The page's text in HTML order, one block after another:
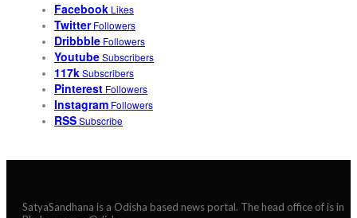
Facebook Likes
Twitter Followers
Dribbble Followers
YoutubeSubscribers
117kSubscribers
Pinterest Followers
Instagram Followers
RSSSubscribe
SatyaSandhana is a Odisha based news portal. The head office of is in